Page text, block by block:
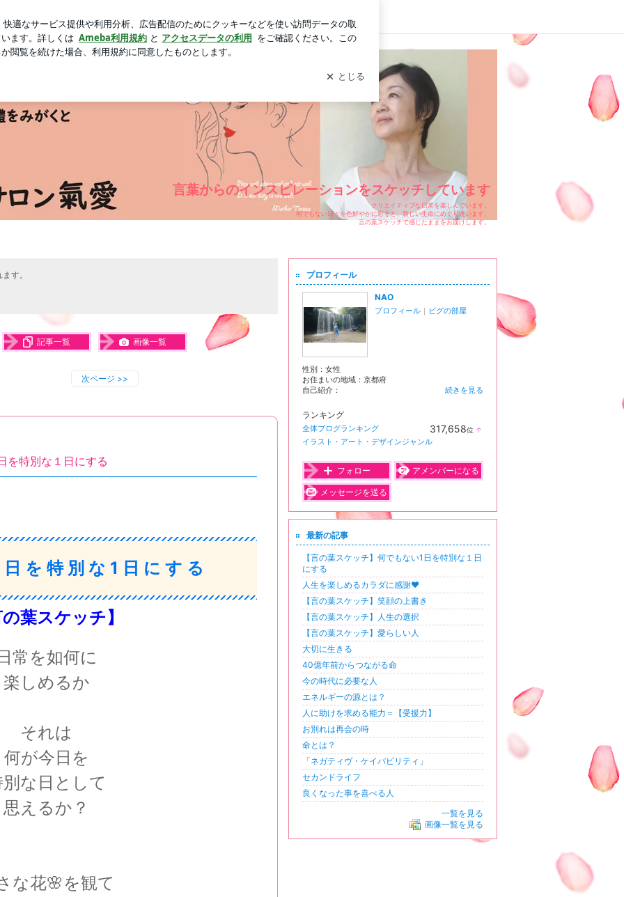
ログイン
言葉からのインスピレーションをスケッチしています
クリエイティブな日常を楽しんでいます。
何でもない日々を色鮮やかに彩ると、新しい生命にめぐり逢います。
言の葉スケッチで感じたままをお届けします。
す。
記事一覧 画像一覧
次ページ >>
を特別な１日にする
を特別な1日にする
葉スケッチ】
常を如何に
楽しめるか
それは
何が今日を
な日として
思えるか？
な花🌸を観て
プロフィール
NAO
プロフィール ｜ ピグの部屋
性別： 女性
お住まいの地域： 京都府
自己紹介：
続きを見る
ランキング
全体ブログランキング 317,658位 ↑
イラスト・アート・デザインジャンル
フォロー アメンバーになる
メッセージを送る
最新の記事
【言の葉スケッチ】何でもない1日を特別な１日
にする
人生を楽しめるカラダに感謝❤️
【言の葉スケッチ】笑顔の上書き
【言の葉スケッチ】人生の選択
【言の葉スケッチ】愛らしい人
大切に生きる
40億年前からつながる命
今の時代に必要な人
エネルギーの源とは？
人に助けを求める能力＝【受援力】
お別れは再会の時
命とは？
「ネガティヴ・ケイパビリティ」
セカンドライフ
良くなった事を喜べる人
一覧を見る
画像一覧を見る